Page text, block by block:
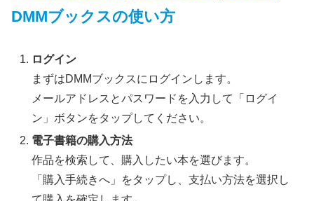
DMMブックスの使い方
ログイン
まずはDMMブックスにログインします。
メールアドレスとパスワードを入力して「ログイ
ン」ボタンをタップしてください。
電子書籍の購入方法
作品を検索して、購入したい本を選びます。
「購入手続きへ」をタップし、支払い方法を選択し